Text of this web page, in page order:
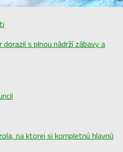
dorazil s plnou nádrží zábavy a
na ktorej si kompletnú hlavnú